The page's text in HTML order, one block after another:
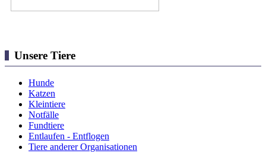
Unsere Tiere
Hunde
Katzen
Kleintiere
Notfälle
Fundtiere
Entlaufen - Entflogen
Tiere anderer Organisationen